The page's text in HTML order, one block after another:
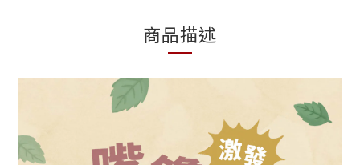
商品描述